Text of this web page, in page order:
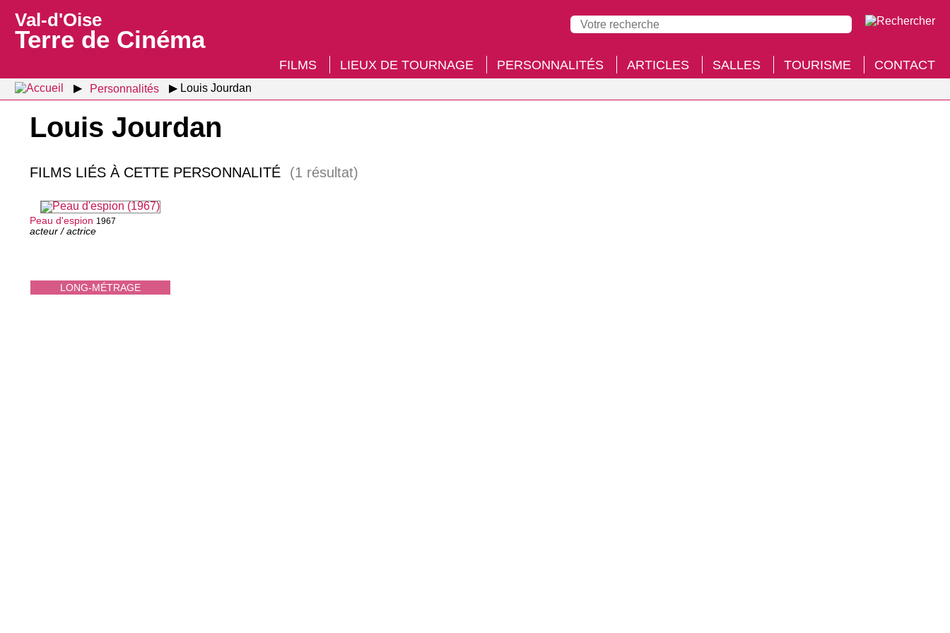
Val-d'Oise
Terre de Cinéma
FILMS LIEUX DE TOURNAGE PERSONNALITÉS ARTICLES SALLES TOURISME CONTACT
Personnalités Louis Jourdan
Louis Jourdan
FILMS LIÉS À CETTE PERSONNALITÉ (1 résultat)
LONG-MÉTRAGE
Peau d'espion 1967
acteur / actrice